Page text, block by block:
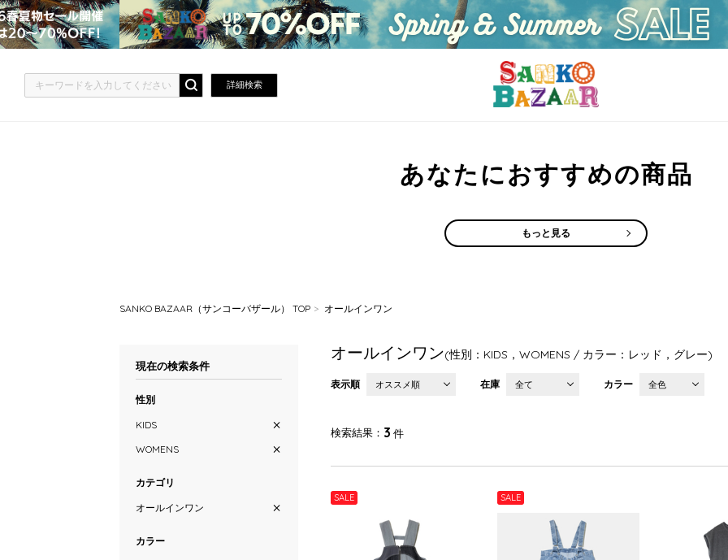
詳細検索
あなたにおすすめの商品
もっと見る
SANKO BAZAAR（サンコーバザール） TOP オールインワン
オールインワン(性別：KIDS，WOMENS / カラー：レッド，グレー)
表示順 オススメ順 在庫 全て カラー 全色
検索結果 3 件
SALE SALE
現在の検索条件
性別
KIDS
WOMENS
カテゴリ
オールインワン
カラー